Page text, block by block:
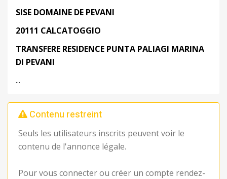
SISE DOMAINE DE PEVANI
20111 CALCATOGGIO
TRANSFERE RESIDENCE PUNTA PALIAGI MARINA
DI PEVANI
...
Contenu restreint
Seuls les utilisateurs inscrits peuvent voir le
contenu de l'annonce légale.
Pour vous connecter ou créer un compte rendez-